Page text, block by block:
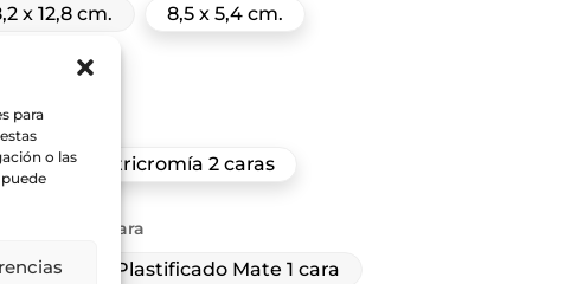
para
o las
x 12,8 cm.
8,5 x 5,4 cm.
cm.
2 caras
Cuatricromía 2 caras
brillo 1 cara
cara
Plastificado Mate 1 cara